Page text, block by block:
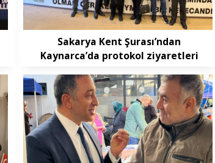
Sakarya Kent Şurası’ndan
Kaynarca’da protokol ziyaretleri